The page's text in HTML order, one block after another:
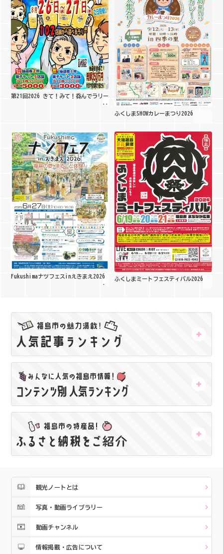
第21回2026 きて！みて！呑んでラリー
ふくしまSHOWカレーまつり2026
Fukushimaナツフェスinえきまえ2026 ふくしまミートフェスティバル2026
観光ノートとは
写真・動画ライブラリー
動画チャンネル
情報掲載・広告について